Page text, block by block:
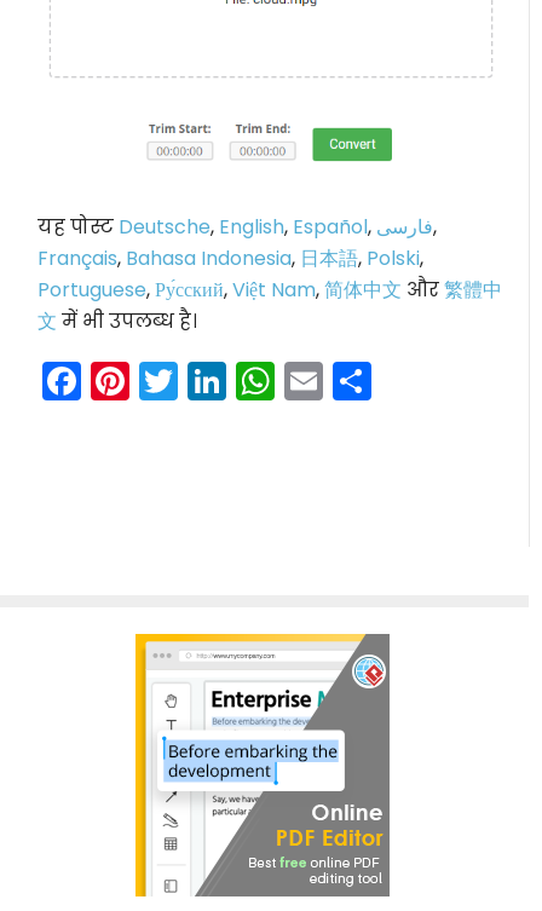
यह पोस्ट Deutsche, English, Español, فارسی,
Français, Bahasa Indonesia, 日本語, Polski,
Portuguese,Ру́сский,Việt Nam,简体中文 और繁體中
文 में भी उपलब्ध है।
Facebook
Pinterest
Twitter
LinkedIn
WhatsApp
Email